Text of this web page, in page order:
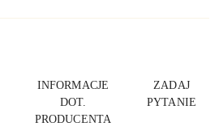
INFORMACJE
DOT.
PRODUCENTA
ZADAJ
PYTANIE